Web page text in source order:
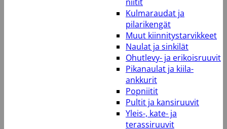
Kulmaraudat ja
pilarikengät
Muut kiinnitystarvikkeet
Naulat ja sinkilät
Ohutlevy- ja erikoisruuvit
Pikanaulat ja kiila-
ankkurit
Popniitit
Pultit ja kansiruuvit
Yleis-, kate- ja
terassiruuvit